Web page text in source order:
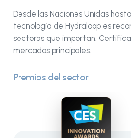
Desde las Naciones Unidas
tecnología de Hydraloop es
sectores que importan.
mercados principales.
Premios del sector